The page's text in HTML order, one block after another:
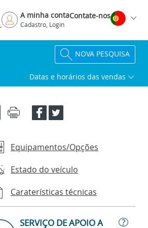
A minha conta
Cadastro, Login
Contate-nos
NOVA PESQUISA
Datas e horários das vendas
Equipamentos/Opções
Estado do veículo
Caraterísticas técnicas
SERVIÇO DE APOIO A ?